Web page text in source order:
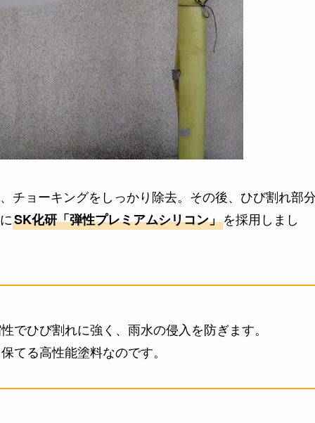
チョーキングをしっかり除去。その後、ひび割れ部
SK化研「弾性プレミアムシリコン」を採用しまし
でひび割れに強く、雨水の侵入を防ぎます。
てる高性能塗料なのです。